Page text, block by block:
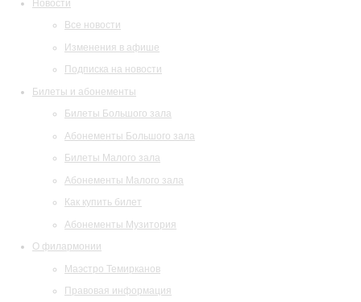
Новости
Все новости
Изменения в афише
Подписка на новости
Билеты и абонементы
Билеты Большого зала
Абонементы Большого зала
Билеты Малого зала
Абонементы Малого зала
Как купить билет
Абонементы Музитория
О филармонии
Маэстро Темирканов
Правовая информация